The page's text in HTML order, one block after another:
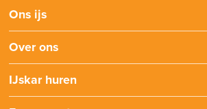
Ons ijs
Over ons
IJskar huren